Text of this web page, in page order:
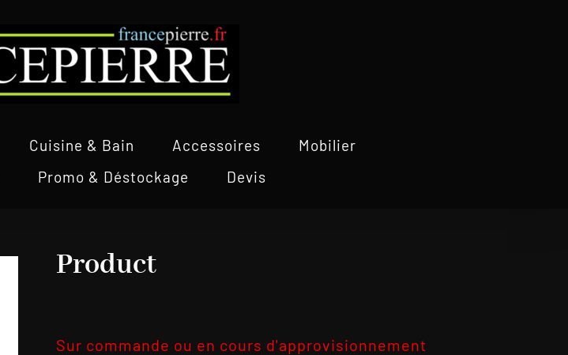
Cuisine & Bain Accessoires
Mobilier
Promo & Déstockage Devis
Product
Sur commande ou en cours d'approvisionnement